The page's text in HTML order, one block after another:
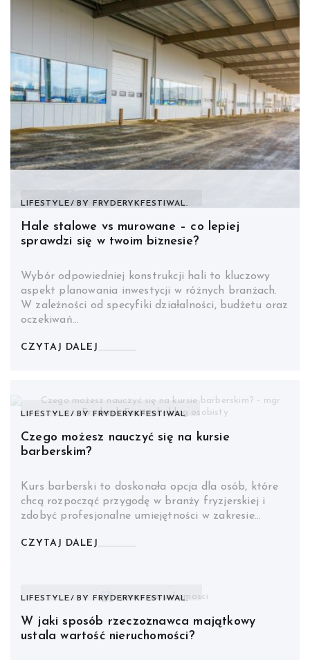
LIFESTYLE BY FRYDERYKFESTIWAL.
Hale stalowe vs murowane – co lepiej
sprawdzi się w twoim biznesie?
Wybór odpowiedniej konstrukcji hali to kluczowy
aspekt planowania inwestycji w różnych branżach.
W zależności od specyfiki działalności, budżetu oraz
oczekiwań…
CZYTAJ DALEJ
LIFESTYLE BY FRYDERYKFESTIWAL
Czego możesz nauczyć się na kursie
barberskim?
Kurs barberski to doskonała opcja dla osób, które
chcą rozpocząć przygodę w branży fryzjerskiej i
zdobyć profesjonalne umiejętności w zakresie…
CZYTAJ DALEJ
LIFESTYLE BY FRYDERYKFESTIWAL.
W jaki sposób rzeczoznawca majątkowy
ustala wartość nieruchomości?